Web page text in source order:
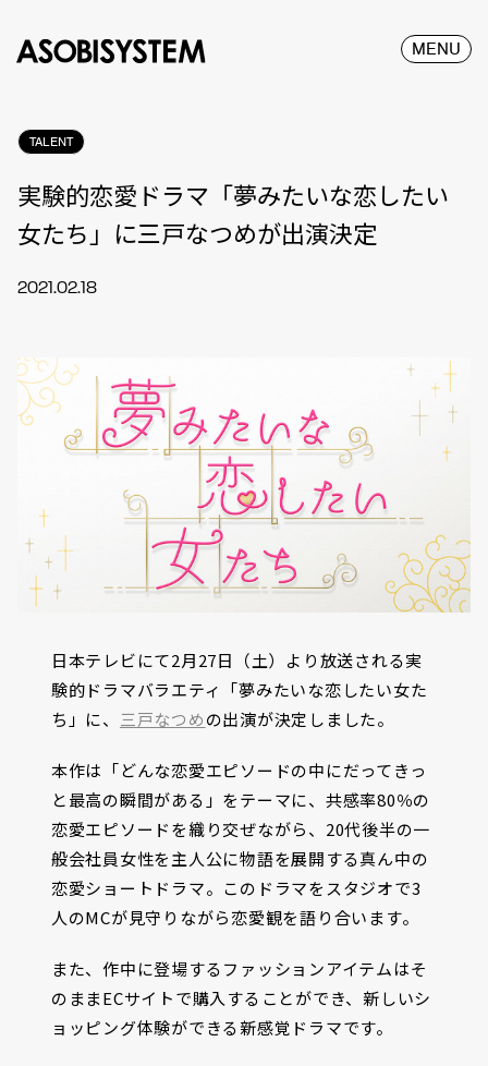
MENU
TALENT
実験的恋愛ドラマ「夢みたいな恋したい
女たち」に三戸なつめが出演決定
2021.02.18
日本テレビにて2月27日（土）より放送される実
験的ドラマバラエティ「夢みたいな恋したい女た
ち」に、 三戸なつめの出演が決定しました。
本作は「どんな恋愛エピソードの中にだってきっ
と最高の瞬間がある」をテーマに、共感率80％の
恋愛エピソードを織り交ぜながら、20代後半の一
般会社員女性を主人公に物語を展開する真ん中の
恋愛ショートドラマ。このドラマをスタジオで3
人のMCが見守りながら恋愛観を語り合います。
また、作中に登場するファッションアイテムはそ
のままECサイトで購入することができ、新しいシ
ョッピング体験ができる新感覚ドラマです。